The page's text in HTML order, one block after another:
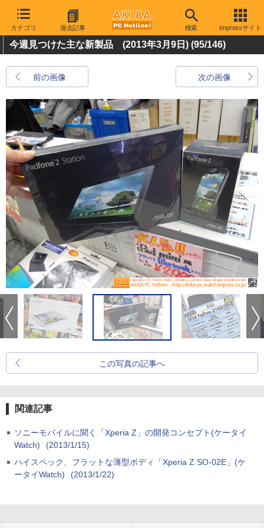
カテゴリ 過去記事 検索 Impressサイト
今週見つけた主な新製品 (2013年3月9日) (95/146)
前の画像 次の画像
この写真の記事へ
関連記事
ソニーモバイルに聞く「Xperia Z」の開発コンセプト(ケータイ
Watch)
(2013/1/15)
ハイスペック、フラットな薄型ボディ「Xperia Z SO-02E」(ケ
ータイWatch)
(2013/1/22)